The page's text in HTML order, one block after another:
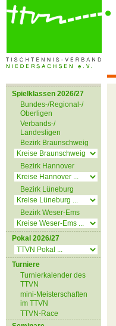
Spielklassen 2026/27
Bundes-/Regional-/
Oberligen
Verbands-/
Landesligen
Bezirk Braunschweig
Bezirk Hannover
Bezirk Lüneburg
Bezirk Weser-Ems
Pokal 2026/27
Turniere
Turnierkalender des
TTVN
mini-Meisterschaften
im TTVN
TTVN-Race